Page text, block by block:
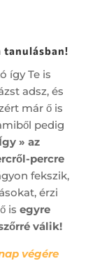
így Te is
adsz, és
már ő is
pedig
Így » az
percre
fekszik,
érzi
is egyre
válik!
végére